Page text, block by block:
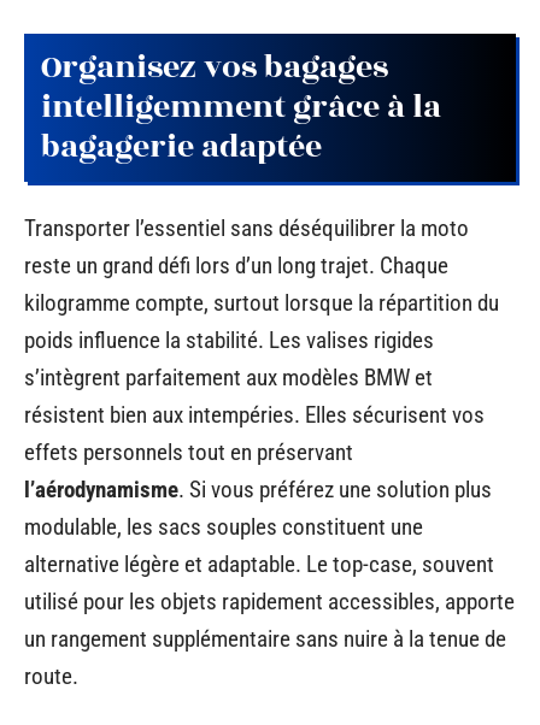
Organisez vos bagages
intelligemment grâce à la
bagagerie adaptée
Transporter l’essentiel sans déséquilibrer la moto
reste un grand défi lors d’un long trajet. Chaque
kilogramme compte, surtout lorsque la répartition du
poids influence la stabilité. Les valises rigides
s’intègrent parfaitement aux modèles BMW et
résistent bien aux intempéries. Elles sécurisent vos
effets personnels tout en préservant
l’aérodynamisme. Si vous préférez une solution plus
modulable, les sacs souples constituent une
alternative légère et adaptable. Le top-case, souvent
utilisé pour les objets rapidement accessibles, apporte
un rangement supplémentaire sans nuire à la tenue de
route.